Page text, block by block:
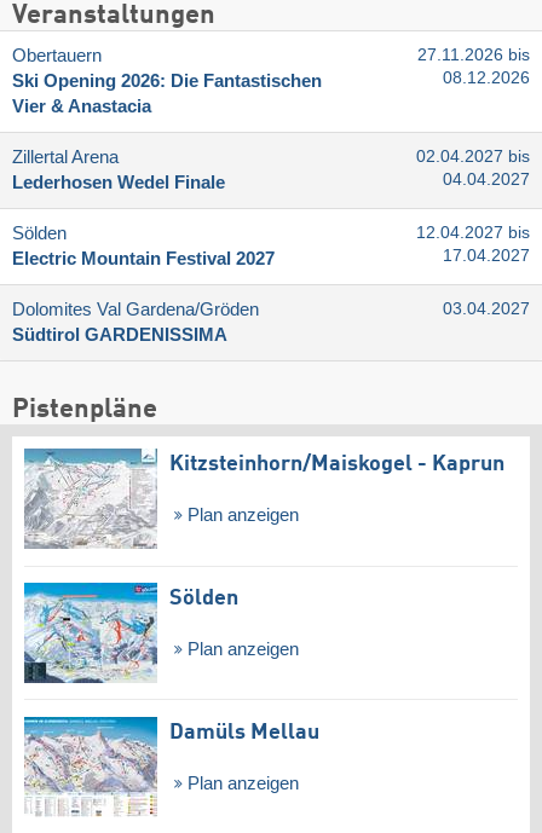
Veranstaltungen
Obertauern
Ski Opening 2026: Die Fantastischen
Vier & Anastacia
27.11.2026 bis
08.12.2026
Zillertal Arena
Lederhosen Wedel Finale
02.04.2027 bis
04.04.2027
Sölden
Electric Mountain Festival 2027
12.04.2027 bis
17.04.2027
Dolomites Val Gardena/​Gröden
Südtirol GARDENISSIMA
03.04.2027
Pistenpläne
Kitzsteinhorn/​Maiskogel - Kaprun
Plan anzeigen
Sölden
Plan anzeigen
Damüls Mellau
Plan anzeigen